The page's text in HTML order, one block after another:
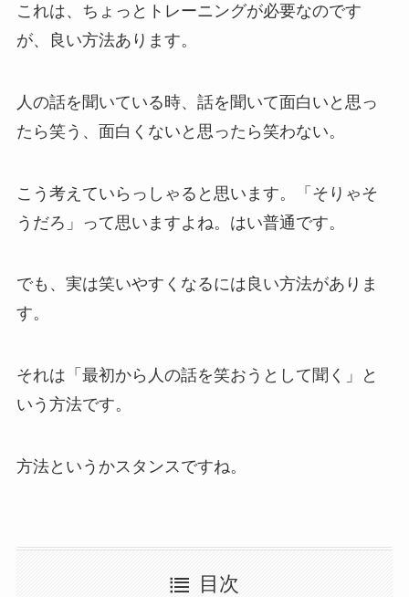
これは、ちょっとトレーニングが必要なのです
が、良い方法あります。
人の話を聞いている時、話を聞いて面白いと思っ
たら笑う、面白くないと思ったら笑わない。
こう考えていらっしゃると思います。「そりゃそ
うだろ」って思いますよね。はい普通です。
でも、実は笑いやすくなるには良い方法がありま
す。
それは「最初から人の話を笑おうとして聞く」と
いう方法です。
方法というかスタンスですね。
目次